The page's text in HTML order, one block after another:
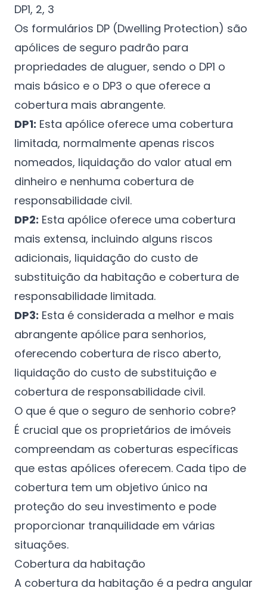
DP1, 2, 3
Os formulários DP (Dwelling Protection) são
apólices de seguro padrão para
propriedades de aluguer, sendo o DP1 o
mais básico e o DP3 o que oferece a
cobertura mais abrangente.
DP1: Esta apólice oferece uma cobertura
limitada, normalmente apenas riscos
nomeados, liquidação do valor atual em
dinheiro e nenhuma cobertura de
responsabilidade civil.
DP2: Esta apólice oferece uma cobertura
mais extensa, incluindo alguns riscos
adicionais, liquidação do custo de
substituição da habitação e cobertura de
responsabilidade limitada.
DP3: Esta é considerada a melhor e mais
abrangente apólice para senhorios,
oferecendo cobertura de risco aberto,
liquidação do custo de substituição e
cobertura de responsabilidade civil.
O que é que o seguro de senhorio cobre?
É crucial que os proprietários de imóveis
compreendam as coberturas específicas
que estas apólices oferecem. Cada tipo de
cobertura tem um objetivo único na
proteção do seu investimento e pode
proporcionar tranquilidade em várias
situações.
Cobertura da habitação
A cobertura da habitação é a pedra angular